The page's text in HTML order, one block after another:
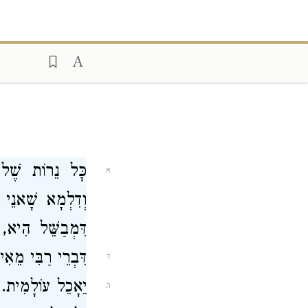
א
כׇּל נֵרוֹת
וְדִלְמָא
דִּמְבַשֵּׁל
דִּבְרֵי רַבִּי
ד
יֵאָכֵל ה